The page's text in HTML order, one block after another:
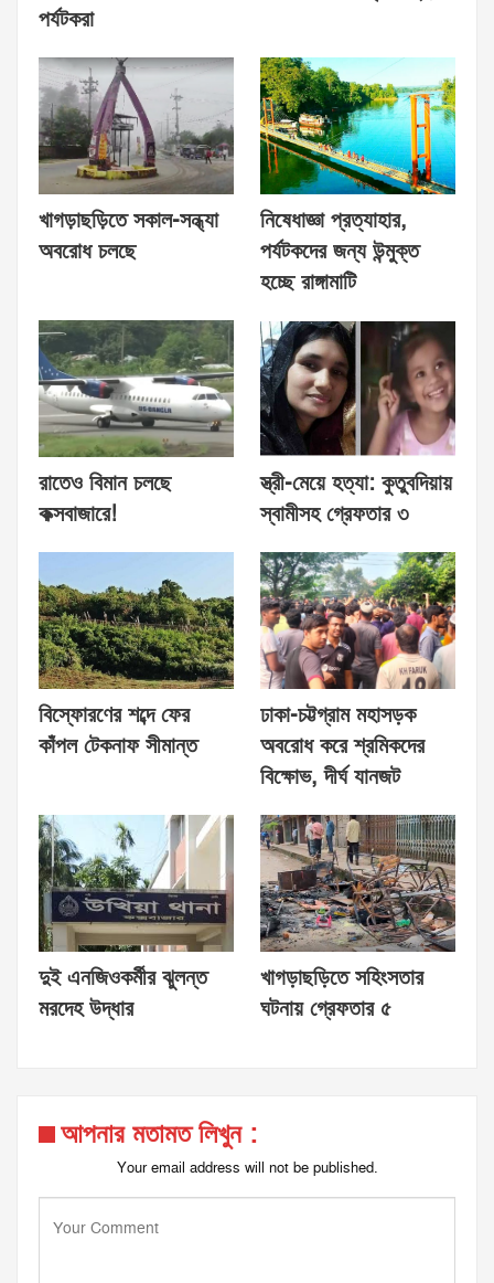
পর্যটকরা
খাগড়াছড়িতে সকাল-সন্ধ্যা
অবরোধ চলছে
নিষেধাজ্ঞা প্রত্যাহার,
পর্যটকদের জন্য উন্মুক্ত
হচ্ছে রাঙ্গামাটি
রাতেও বিমান চলছে
কক্সবাজারে!
স্ত্রী-মেয়ে হত্যা: কুতুবদিয়ায়
স্বামীসহ গ্রেফতার ৩
বিস্ফোরণের শব্দে ফের
কাঁপল টেকনাফ সীমান্ত
ঢাকা-চট্টগ্রাম মহাসড়ক
অবরোধ করে শ্রমিকদের
বিক্ষোভ, দীর্ঘ যানজট
দুই এনজিওকর্মীর ঝুলন্ত
মরদেহ উদ্ধার
খাগড়াছড়িতে সহিংসতার
ঘটনায় গ্রেফতার ৫
আপনার মতামত লিখুন :
Your email address will not be published.